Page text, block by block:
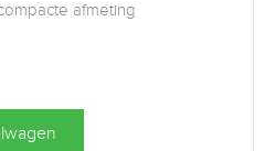
afmeting